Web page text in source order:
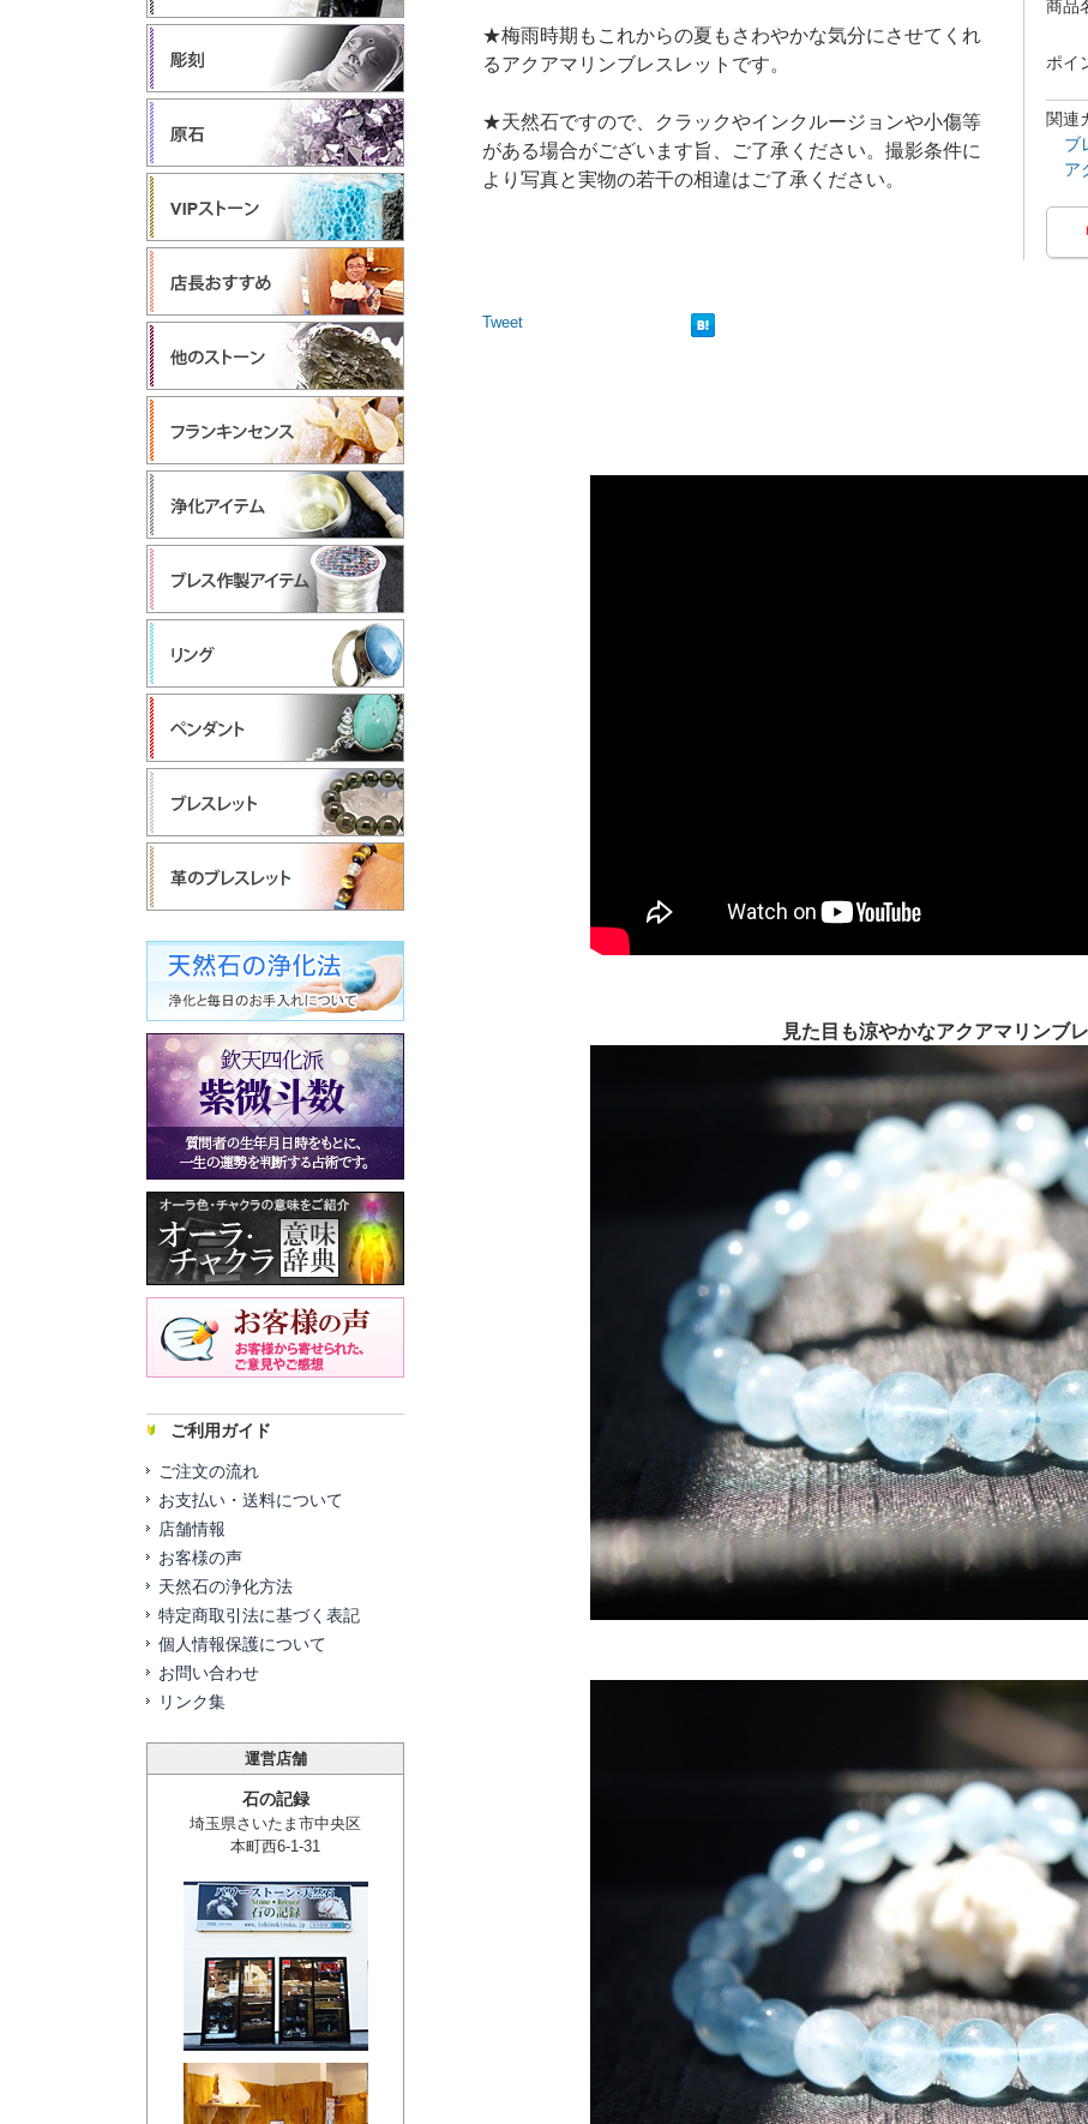
商品
ポイ
関連
ブ
ア
★梅雨時期もこれからの夏もさわやかな気分にさせてくれ
るアクアマリンブレスレットです。
★天然石ですので、クラックやインクルージョンや小傷等
がある場合がございます旨、ご了承ください。撮影条件に
より写真と実物の若干の相違はご了承ください。
Tweet
見た目も涼やかなアクアマリンブ
ご利用ガイド
ご注文の流れ
お支払い・送料について
店舗情報
お客様の声
天然石の浄化方法
特定商取引法に基づく表記
個人情報保護について
お問い合わせ
リンク集
運営店舗
石の記録
埼玉県さいたま市中央区
本町西6-1-31